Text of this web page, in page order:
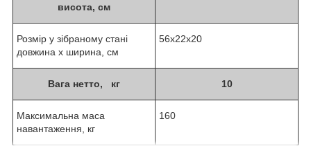
висота, см
Розмір у зібраному стані
довжина х ширина, см
56х22х20
Вага нетто, кг 10
Максимальна маса
навантаження, кг
160